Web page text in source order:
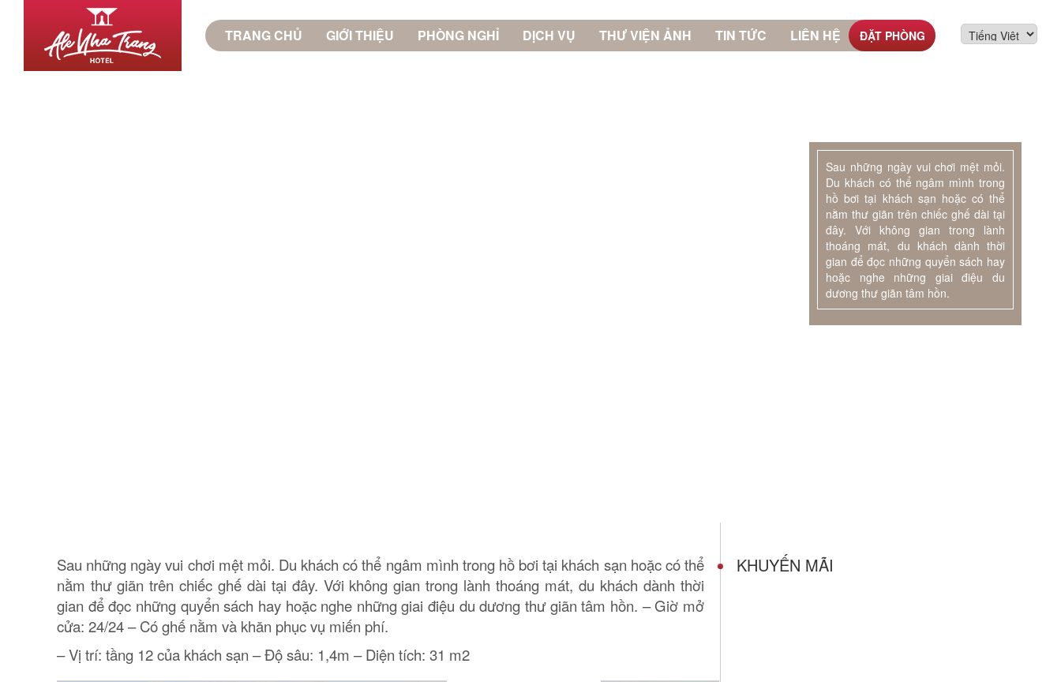
TRANG CHỦ GIỚI THIỆU PHÒNG NGHỈ DỊCH VỤ THƯ VIỆN ẢNH TIN TỨC LIÊN HỆ ĐẶT PHÒNG
Sau những ngày vui chơi mệt mỏi.
Du khách có thể ngâm mình trong
hồ bơi tại khách sạn hoặc có thể
nằm thư giãn trên chiếc ghế dài tại
đây. Với không gian trong lành
thoáng mát, du khách dành thời
gian để đọc những quyển sách hay
hoặc nghe những giai điệu du
dương thư giãn tâm hồn.
Sau những ngày vui chơi mệt mỏi. Du khách có thể ngâm mình trong hồ bơi tại khách sạn hoặc có thể
nằm thư giãn trên chiếc ghế dài tại đây. Với không gian trong lành thoáng mát, du khách dành thời
gian để đọc những quyển sách hay hoặc nghe những giai điệu du dương thư giãn tâm hồn. – Giờ mở
cửa: 24/24 – Có ghế nằm và khăn phục vụ miến phí.
– Vị trí: tầng 12 của khách sạn – Độ sâu: 1,4m – Diện tích: 31 m2
KHUYẾN MÃI